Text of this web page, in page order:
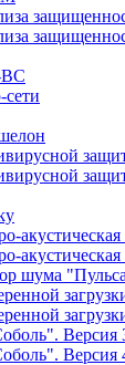
ВС
сети
шума
Версия
Версия